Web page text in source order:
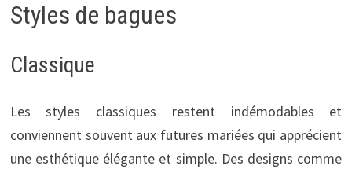
Styles de bagues
Classique
Les styles classiques restent indémodables et
conviennent souvent aux futures mariées qui apprécient
une esthétique élégante et simple. Des designs comme